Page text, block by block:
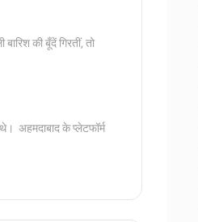
की बूँदें गिरतीं, तो
अहमदाबाद के प्लेटफॉर्म